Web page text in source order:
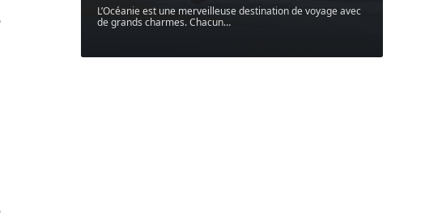
L’Océanie est une merveilleuse destination de voyage avec
de grands charmes. Chacun…